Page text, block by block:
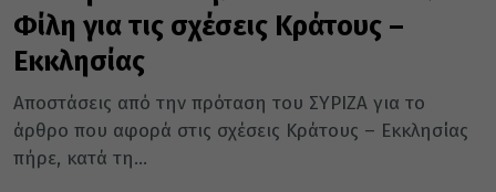
Φίλη για τις σχέσεις Κράτους –
Εκκλησίας
Αποστάσεις από την πρόταση του ΣΥΡΙΖΑ για το
άρθρο που αφορά στις σχέσεις Κράτους – Εκκλησίας
πήρε, κατά τη...